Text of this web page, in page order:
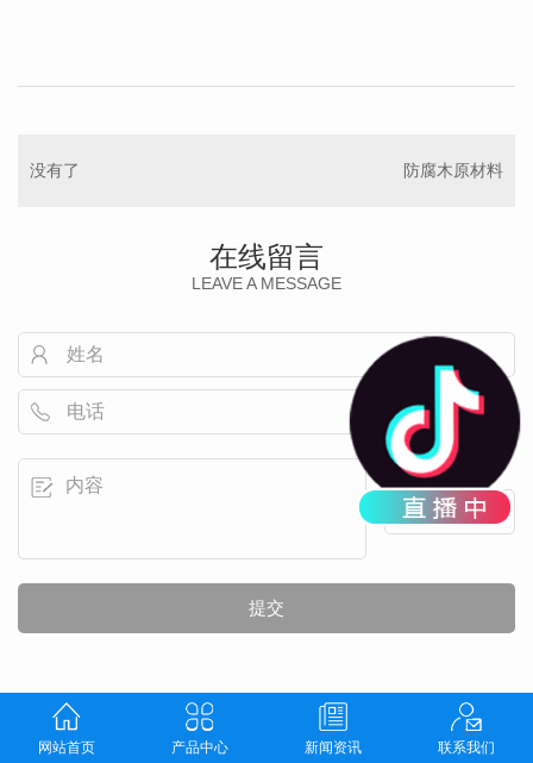
没有了 防腐木原材料
在线留言
LEAVE A MESSAGE
网站首页 产品中心 新闻资讯 联系我们